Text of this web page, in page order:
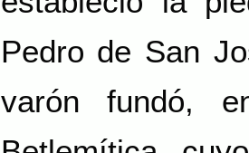
Pedro de San
varón fundó,